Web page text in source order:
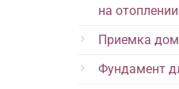
на отоплении
Приемка
Фундамент